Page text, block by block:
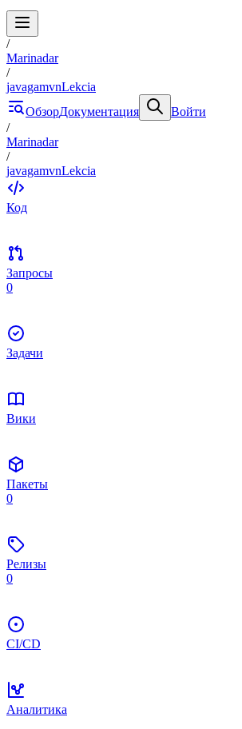
/
Marinadar
/
javagamvnLekcia
ОбзорДокументация
Войти
/
Marinadar
/
javagamvnLekcia
Код
Запросы
0
Задачи
Вики
Пакеты
0
Релизы
0
CI/CD
Аналитика